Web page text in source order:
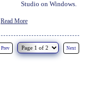
Studio on Windows.
Read More
Prev Next